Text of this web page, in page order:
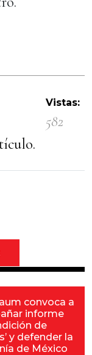
Vistas:
582
convoca a
informe
de
y defender la
de México